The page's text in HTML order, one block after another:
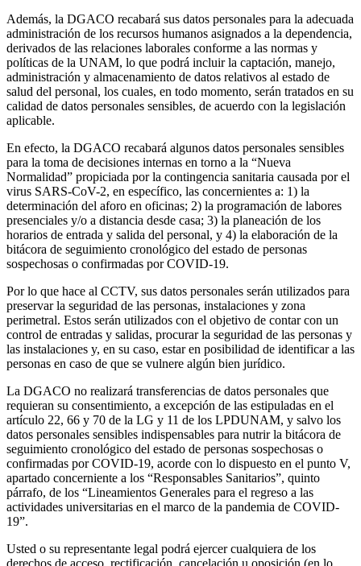
Además, la DGACO recabará sus datos personales para la adecuada
administración de los recursos humanos asignados a la dependencia,
derivados de las relaciones laborales conforme a las normas y
políticas de la UNAM, lo que podrá incluir la captación, manejo,
administración y almacenamiento de datos relativos al estado de
salud del personal, los cuales, en todo momento, serán tratados en su
calidad de datos personales sensibles, de acuerdo con la legislación
aplicable.
En efecto, la DGACO recabará algunos datos personales sensibles
para la toma de decisiones internas en torno a la “Nueva
Normalidad” propiciada por la contingencia sanitaria causada por el
virus SARS-CoV-2, en específico, las concernientes a: 1) la
determinación del aforo en oficinas; 2) la programación de labores
presenciales y/o a distancia desde casa; 3) la planeación de los
horarios de entrada y salida del personal, y 4) la elaboración de la
bitácora de seguimiento cronológico del estado de personas
sospechosas o confirmadas por COVID-19.
Por lo que hace al CCTV, sus datos personales serán utilizados para
preservar la seguridad de las personas, instalaciones y zona
perimetral. Estos serán utilizados con el objetivo de contar con un
control de entradas y salidas, procurar la seguridad de las personas y
las instalaciones y, en su caso, estar en posibilidad de identificar a las
personas en caso de que se vulnere algún bien jurídico.
La DGACO no realizará transferencias de datos personales que
requieran su consentimiento, a excepción de las estipuladas en el
artículo 22, 66 y 70 de la LG y 11 de los LPDUNAM, y salvo los
datos personales sensibles indispensables para nutrir la bitácora de
seguimiento cronológico del estado de personas sospechosas o
confirmadas por COVID-19, acorde con lo dispuesto en el punto V,
apartado concerniente a los “Responsables Sanitarios”, quinto
párrafo, de los “Lineamientos Generales para el regreso a las
actividades universitarias en el marco de la pandemia de COVID-
19”.
Usted o su representante legal podrá ejercer cualquiera de los